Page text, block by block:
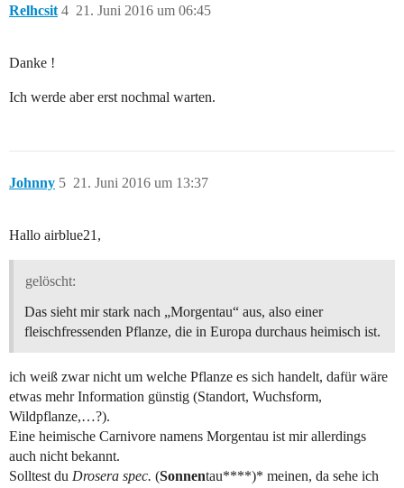
Relhcsit 21. Juni 2016 um 06:45
4
Danke !
Ich werde aber erst nochmal warten.
Johnny 21. Juni 2016 um 13:37
5
Hallo airblue21,
gelöscht:
Das sieht mir stark nach „Morgentau“ aus, also einer
fleischfressenden Pflanze, die in Europa durchaus heimisch ist.
ich weiß zwar nicht um welche Pflanze es sich handelt, dafür wäre
etwas mehr Information günstig (Standort, Wuchsform,
Wildpflanze,…?).
Eine heimische Carnivore namens Morgentau ist mir allerdings
auch nicht bekannt.
Solltest du Drosera spec. (Sonnentau****)* meinen, da sehe ich